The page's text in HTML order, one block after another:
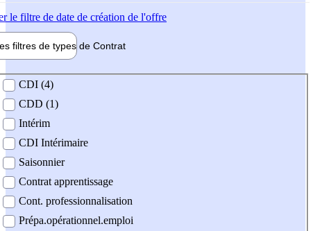
le filtre de date de création de l'offre
filtres de types de Contrat
contrat
CDI (4)
CDD (1)
Intérim
CDI Intérimaire
Saisonnier
Contrat apprentissage
Cont. professionnalisation
Prépa.opérationnel.emploi